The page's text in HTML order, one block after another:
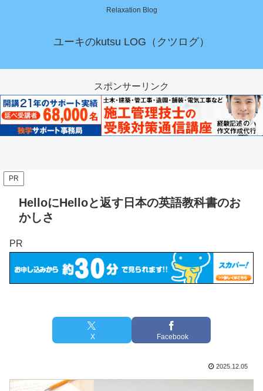
Relaxation Blog
ユーキのkutsu LOG（クツログ）
スポンサーリンク
PR
HelloにHelloと返す日本の英語教科書のお
かしさ
PR
X Facebook
2025.12.05